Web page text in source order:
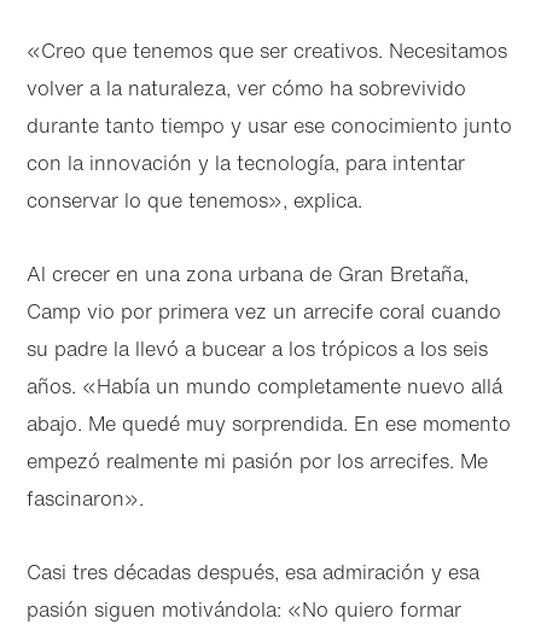
«Creo que tenemos que ser creativos. Necesitamos
volver a la naturaleza, ver cómo ha sobrevivido
durante tanto tiempo y usar ese conocimiento junto
con la innovación y la tecnología, para intentar
conservar lo que tenemos», explica.
Al crecer en una zona urbana de Gran Bretaña,
Camp vio por primera vez un arrecife coral cuando
su padre la llevó a bucear a los trópicos a los seis
años. «Había un mundo completamente nuevo allá
abajo. Me quedé muy sorprendida. En ese momento
empezó realmente mi pasión por los arrecifes. Me
fascinaron».
Casi tres décadas después, esa admiración y esa
pasión siguen motivándola: «No quiero formar